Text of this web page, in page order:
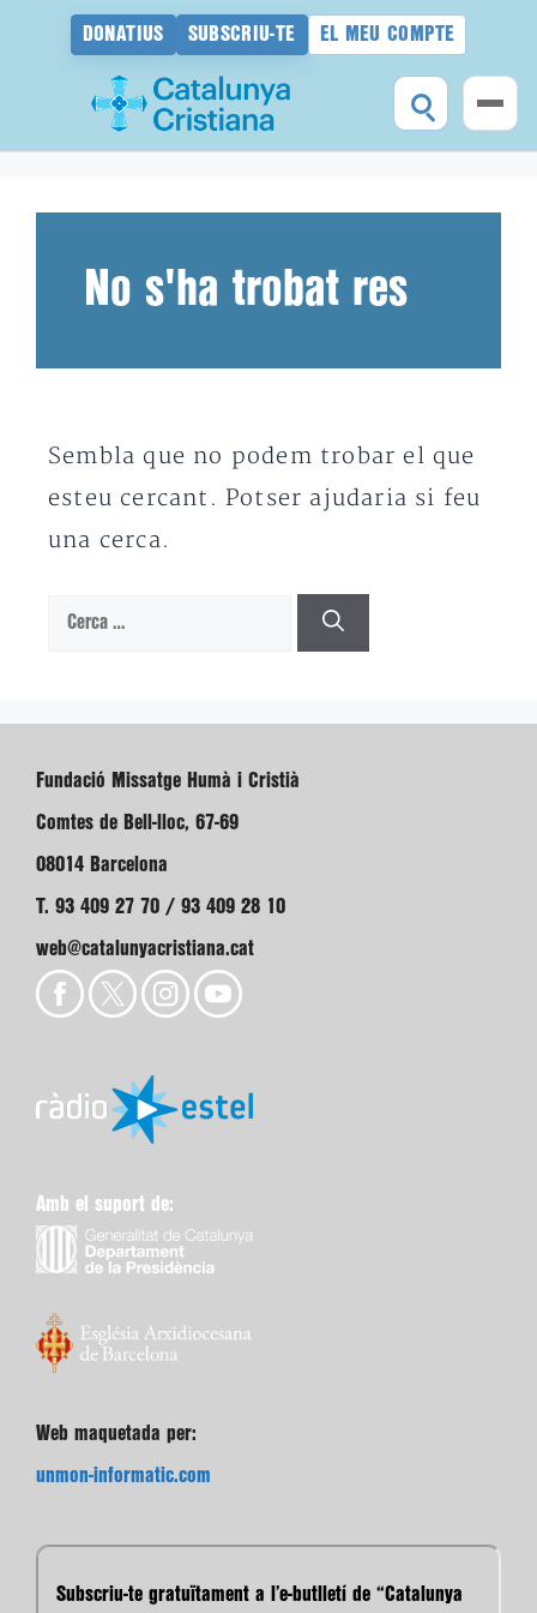
DONATIUS SUBSCRIU-TE EL MEU COMPTE
No s'ha trobat res
Sembla que no podem trobar el que
esteu cercant. Potser ajudaria si feu
una cerca.
Cerca:
Fundació Missatge Humà i Cristià
Comtes de Bell-lloc, 67-69
08014 Barcelona
T. 93 409 27 70 / 93 409 28 10
web@catalunyacristiana.cat
Amb el suport de:
Web maquetada per:
unmon-informatic.com
Subscriu-te gratuïtament a l’e-butlletí de “Catalunya